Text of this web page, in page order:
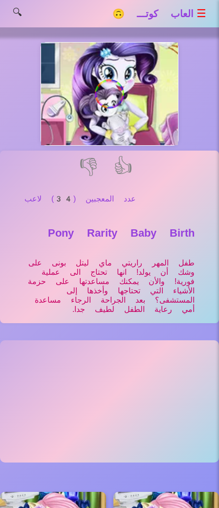
☰ العاب كوتـــ 🙃 🔍
👍
👎
عدد المعجبين (34) لاعب
Pony Rarity Baby Birth
طفل المهر راريتي ماي ليتل بونى على
وشك أن يولد! انها تحتاج الى عملية
فورية! والأن يمكنك مساعدتها على حزمة
الأشياء التي تحتاجها وأخذها إلى
المستشفى؟ بعد الجراحة الرجاء مساعدة
أمي رعاية الطفل لطيف جدا.